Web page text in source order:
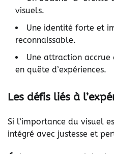
visuels.
Une identité forte et
reconnaissable.
Une attraction accrue
en quête d’expériences.
Les défis liés à
Si l’importance du visuel
intégré avec justesse et